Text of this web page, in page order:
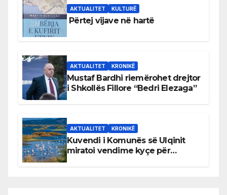
AKTUALITET KULTURË
Përtej vijave në hartë
AKTUALITET KRONIKË
Mustaf Bardhi riemërohet drejtor
i Shkollës Fillore “Bedri Elezaga”
AKTUALITET KRONIKË
Kuvendi i Komunës së Ulqinit
miratoi vendime kyçe për